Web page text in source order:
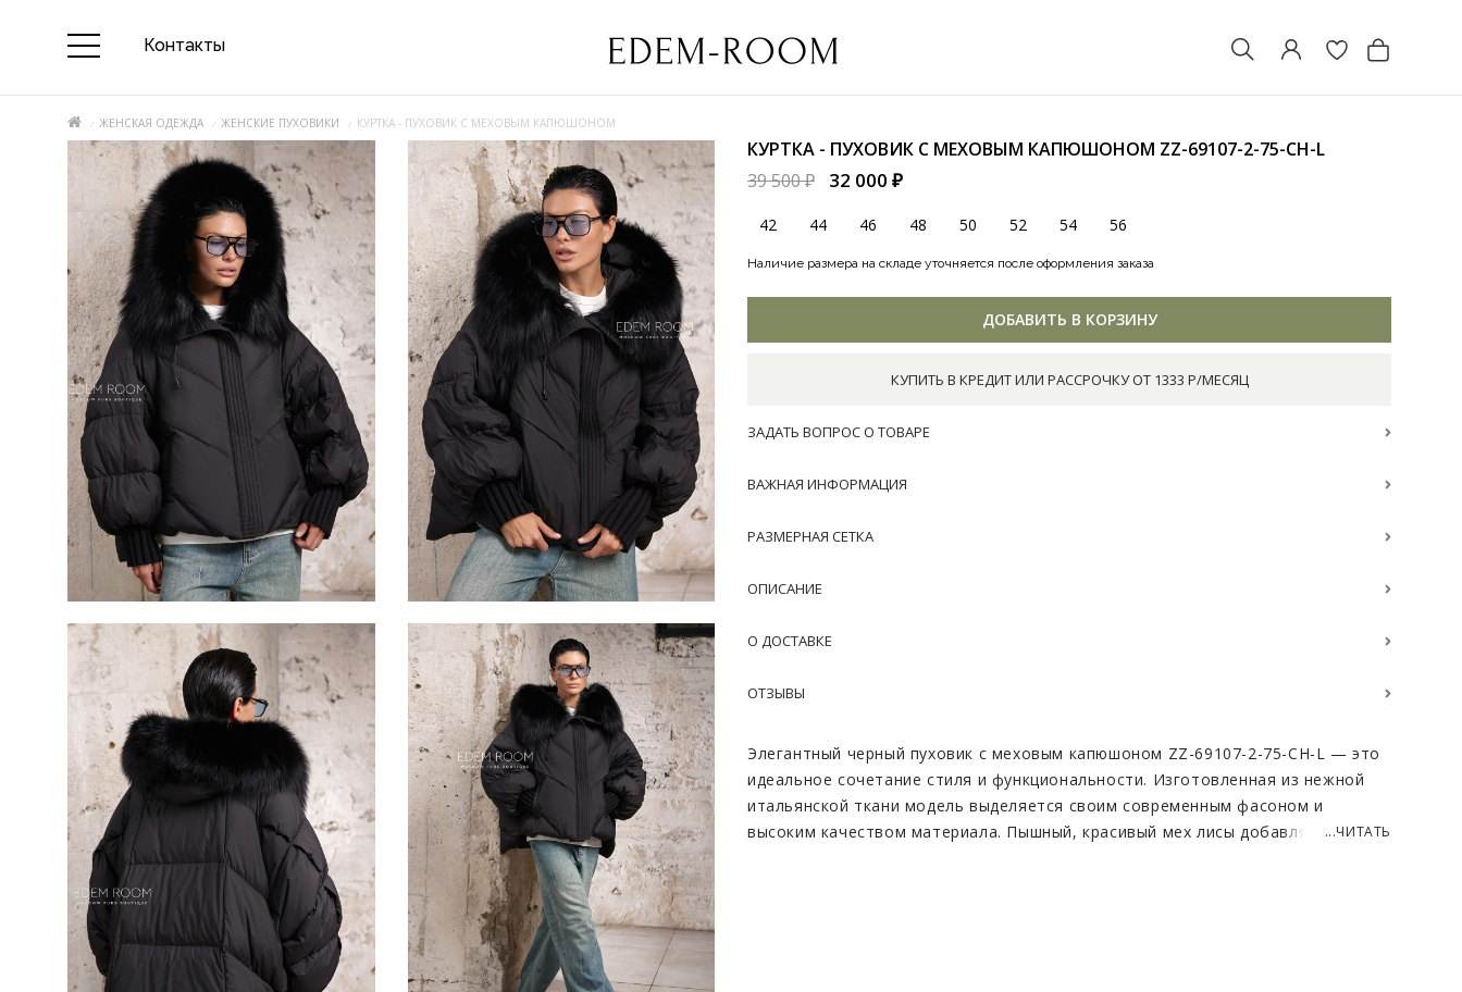
Контакты
ЖЕНСКАЯ ОДЕЖДА ЖЕНСКИЕ ПУХОВИКИ КУРТКА - ПУХОВИК С МЕХОВЫМ КАПЮШОНОМ
КУРТКА - ПУХОВИК С МЕХОВЫМ КАПЮШОНОМ ZZ-69107-2-75-CH-L
39 500 ₽
32 000 ₽
42 44 46 48 50 52 54 56
Наличие размера на складе уточняется после оформления заказа
ДОБАВИТЬ В КОРЗИНУ
КУПИТЬ В КРЕДИТ ИЛИ РАССРОЧКУ ОТ 1333 Р/МЕСЯЦ
ЗАДАТЬ ВОПРОС О ТОВАРЕ
ВАЖНАЯ ИНФОРМАЦИЯ
РАЗМЕРНАЯ СЕТКА
ОПИСАНИЕ
О ДОСТАВКЕ
ОТЗЫВЫ
Элегантный черный пуховик с меховым капюшоном ZZ-69107-2-75-CH-L — это
идеальное сочетание стиля и функциональности. Изготовленная из нежной
итальянской ткани модель выделяется своим современным фасоном и
высоким качеством материала. Пышный, красивый мех лисы добавляет...ЧИТАТЬ